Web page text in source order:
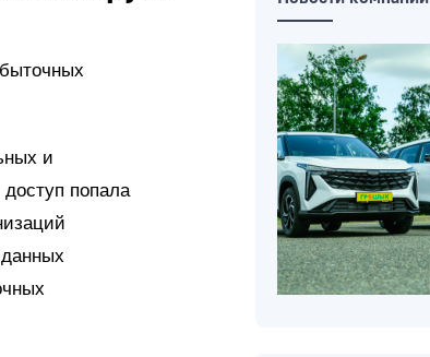
и
попала